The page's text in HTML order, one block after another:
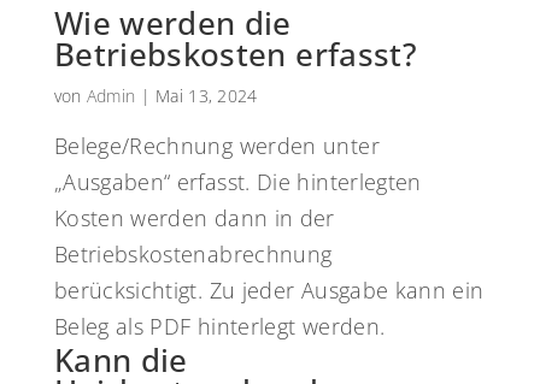
Wie werden die
Betriebskosten erfasst?
von Admin | Mai 13, 2024
Belege/Rechnung werden unter
„Ausgaben“ erfasst. Die hinterlegten
Kosten werden dann in der
Betriebskostenabrechnung
berücksichtigt. Zu jeder Ausgabe kann ein
Beleg als PDF hinterlegt werden.
Kann die